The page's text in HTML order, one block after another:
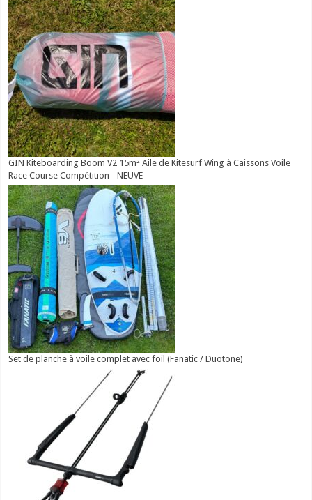
GIN Kiteboarding Boom V2 15m² Aile de Kitesurf Wing à Caissons Voile
Race Course Compétition - NEUVE
Set de planche à voile complet avec foil (Fanatic / Duotone)